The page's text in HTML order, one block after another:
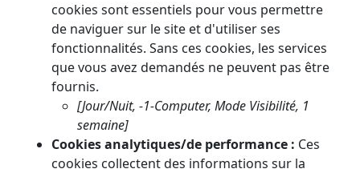
cookies sont essentiels pour vous permettre
de naviguer sur le site et d'utiliser ses
fonctionnalités. Sans ces cookies, les services
que vous avez demandés ne peuvent pas être
fournis.
[Jour/Nuit, -1-Computer, Mode Visibilité, 1
semaine]
Cookies analytiques/de performance : Ces
cookies collectent des informations sur la